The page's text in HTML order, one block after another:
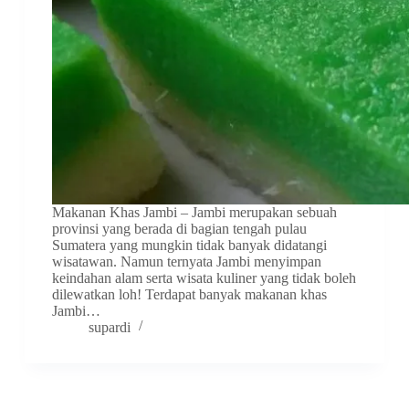
Makanan Khas Jambi – Jambi merupakan sebuah
provinsi yang berada di bagian tengah pulau
Sumatera yang mungkin tidak banyak didatangi
wisatawan. Namun ternyata Jambi menyimpan
keindahan alam serta wisata kuliner yang tidak boleh
dilewatkan loh! Terdapat banyak makanan khas
Jambi…
supardi